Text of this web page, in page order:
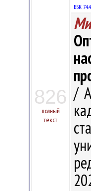
826
полный
текст
ББК
/